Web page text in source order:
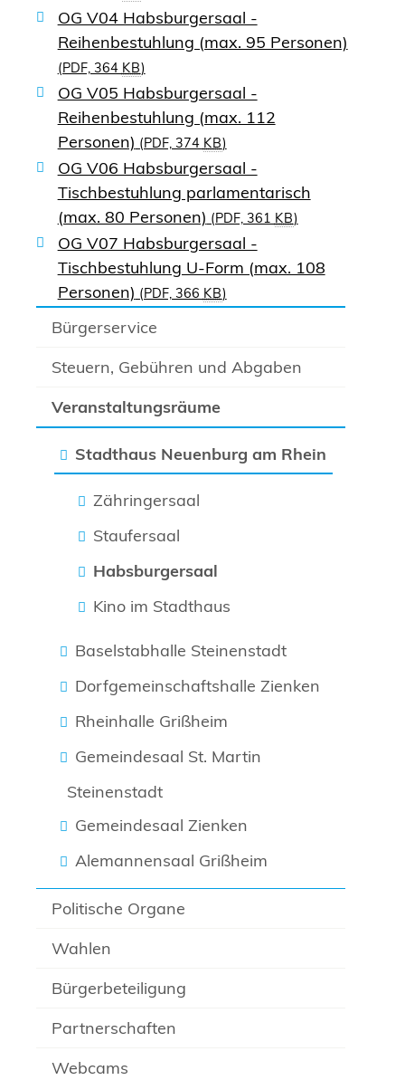
Bürgerservice
Steuern, Gebühren und Abgaben
Veranstaltungsräume
Stadthaus Neuenburg am Rhein
Zähringersaal
Staufersaal
Habsburgersaal
Kino im Stadthaus
Baselstabhalle Steinenstadt
Dorfgemeinschaftshalle Zienken
Rheinhalle Grißheim
Gemeindesaal St. Martin
Steinenstadt
Gemeindesaal Zienken
Alemannensaal Grißheim
Politische Organe
Wahlen
Bürgerbeteiligung
Partnerschaften
Webcams
OG V04 Habsburgersaal -
Reihenbestuhlung (max. 95 Personen)
(PDF, 364 KB)
OG V05 Habsburgersaal -
Reihenbestuhlung (max. 112
Personen) (PDF, 374 KB)
OG V06 Habsburgersaal -
Tischbestuhlung parlamentarisch
(max. 80 Personen) (PDF, 361 KB)
OG V07 Habsburgersaal -
Tischbestuhlung U-Form (max. 108
Personen) (PDF, 366 KB)